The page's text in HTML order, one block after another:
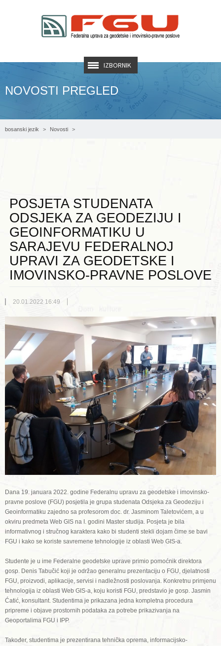
IZBORNIK
NOVOSTI PREGLED
bosanski jezik Novosti
POSJETA STUDENATA
ODSJEKA ZA GEODEZIJU I
GEOINFORMATIKU U
SARAJEVU FEDERALNOJ
UPRAVI ZA GEODETSKE I
IMOVINSKO-PRAVNE POSLOVE
20.01.2022 16:49
Dana 19. januara 2022. godine Federalnu upravu za geodetske i imovinsko-
pravne poslove (FGU) posjetila je grupa studenata Odsjeka za Geodeziju i
Geoinformatiku zajedno sa profesorom doc. dr. Jasminom Taletovićem, a u
okviru predmeta Web GIS na I. godini Master studija. Posjeta je bila
informativnog i stručnog karaktera kako bi studenti stekli dojam čime se bavi
FGU i kako se koriste savremene tehnologije iz oblasti Web GIS-a.
Studente je u ime Federalne geodetske uprave primio pomoćnik direktora
gosp. Denis Tabučić koji je održao generalnu prezentaciju o FGU, djelatnosti
FGU, proizvodi, aplikacije, servisi i nadležnosti poslovanja. Konkretnu primjenu
tehnologija iz oblasti Web GIS-a, koju koristi FGU, predstavio je gosp. Jasmin
Ćatić, konsultant. Studentima je prikazana jedna kompletna procedura
pripreme i objave prostornih podataka za potrebe prikazivanja na
Geoportalima FGU i IPP.
Također, studentima je prezentirana tehnička oprema, informacijsko-